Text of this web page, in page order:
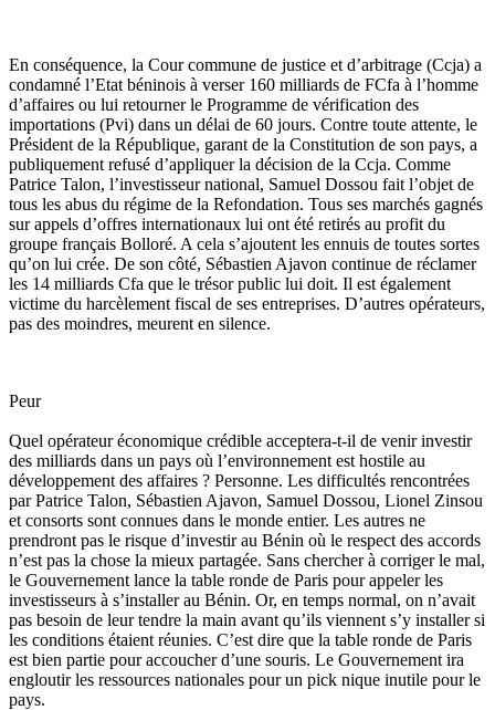
En conséquence, la Cour commune de justice et d’arbitrage (Ccja) a
condamné l’Etat béninois à verser 160 milliards de FCfa à l’homme
d’affaires ou lui retourner le Programme de vérification des
importations (Pvi) dans un délai de 60 jours. Contre toute attente, le
Président de la République, garant de la Constitution de son pays, a
publiquement refusé d’appliquer la décision de la Ccja. Comme
Patrice Talon, l’investisseur national, Samuel Dossou fait l’objet de
tous les abus du régime de la Refondation. Tous ses marchés gagnés
sur appels d’offres internationaux lui ont été retirés au profit du
groupe français Bolloré. A cela s’ajoutent les ennuis de toutes sortes
qu’on lui crée. De son côté, Sébastien Ajavon continue de réclamer
les 14 milliards Cfa que le trésor public lui doit. Il est également
victime du harcèlement fiscal de ses entreprises. D’autres opérateurs,
pas des moindres, meurent en silence.
Peur
Quel opérateur économique crédible acceptera-t-il de venir investir
des milliards dans un pays où l’environnement est hostile au
développement des affaires ? Personne. Les difficultés rencontrées
par Patrice Talon, Sébastien Ajavon, Samuel Dossou, Lionel Zinsou
et consorts sont connues dans le monde entier. Les autres ne
prendront pas le risque d’investir au Bénin où le respect des accords
n’est pas la chose la mieux partagée. Sans chercher à corriger le mal,
le Gouvernement lance la table ronde de Paris pour appeler les
investisseurs à s’installer au Bénin. Or, en temps normal, on n’avait
pas besoin de leur tendre la main avant qu’ils viennent s’y installer si
les conditions étaient réunies. C’est dire que la table ronde de Paris
est bien partie pour accoucher d’une souris. Le Gouvernement ira
engloutir les ressources nationales pour un pick nique inutile pour le
pays.